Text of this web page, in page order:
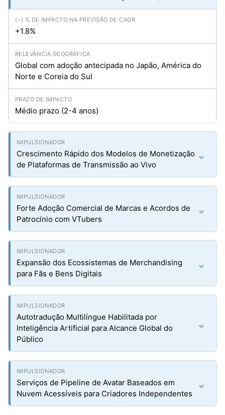
+1.8%
Global com adoção antecipada no Japão, América do
Norte e Coreia do Sul
Médio prazo (2-4 anos)
Crescimento Rápido dos Modelos de Monetização
de Plataformas de Transmissão ao Vivo
Forte Adoção Comercial de Marcas e Acordos de
Patrocínio com VTubers
Expansão dos Ecossistemas de Merchandising
para Fãs e Bens Digitais
Autotradução Multilíngue Habilitada por
Inteligência Artificial para Alcance Global do
Público
Serviços de Pipeline de Avatar Baseados em
Nuvem Acessíveis para Criadores Independentes